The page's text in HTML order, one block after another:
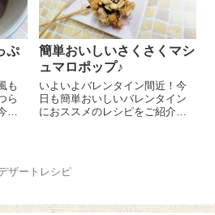
ぷ
も
ら
み
簡単おいしいさくさくマシ
ュマロポップ♪
いよいよバレンタイン間近！今
日も簡単おいしいバレンタイン
におススメのレシピをご紹介し
んで湯せんで溶かしてお...
ザートレシピ